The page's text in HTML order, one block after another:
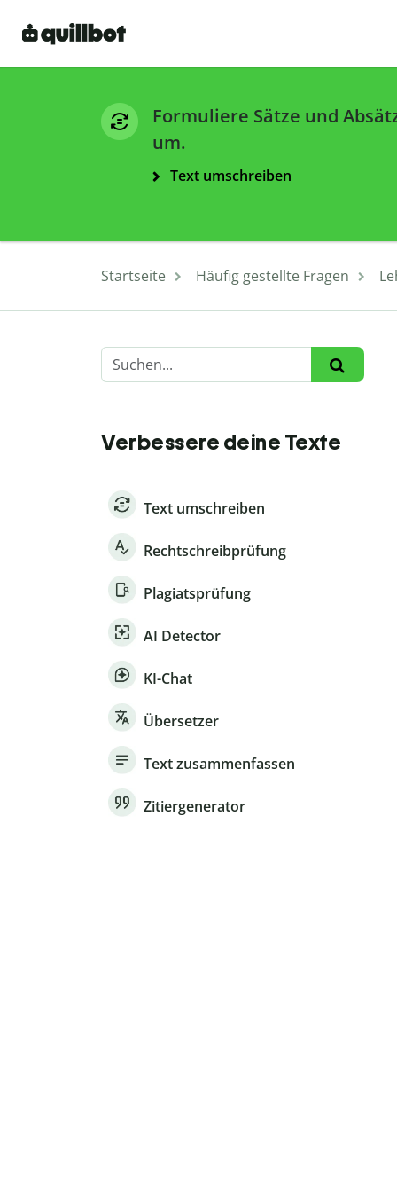
Formuliere Sätze und
um.
Text umschreiben
Startseite Häufig gestellte Fragen
Verbessere deine Texte
Text umschreiben
Rechtschreibprüfung
Plagiatsprüfung
AI Detector
KI-Chat
Übersetzer
Text zusammenfassen
Zitiergenerator